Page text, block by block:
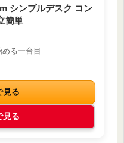
シンプルデスク コン
簡単
る一台目
見る
見る